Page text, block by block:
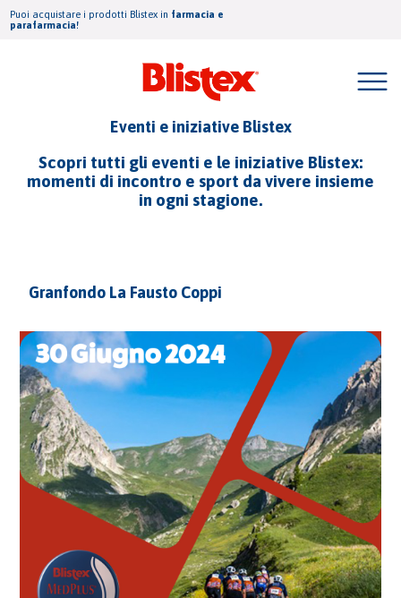
Puoi acquistare i prodotti Blistex in farmacia e
parafarmacia!
Eventi e iniziative Blistex
Scopri tutti gli eventi e le iniziative Blistex:
momenti di incontro e sport da vivere insieme
in ogni stagione.
Granfondo La Fausto Coppi